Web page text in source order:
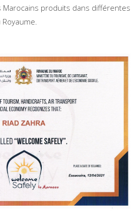
Marocains produits dans différentes